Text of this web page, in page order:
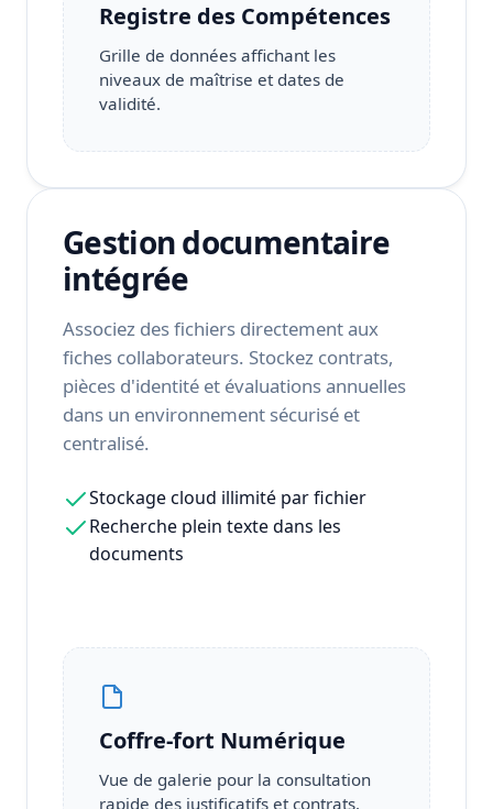
Registre des Compétences
Grille de données affichant les
niveaux de maîtrise et dates de
validité.
Gestion documentaire
intégrée
Associez des fichiers directement aux
fiches collaborateurs. Stockez contrats,
pièces d'identité et évaluations annuelles
dans un environnement sécurisé et
centralisé.
Stockage cloud illimité par fichier
Recherche plein texte dans les
documents
Coffre-fort Numérique
Vue de galerie pour la consultation
rapide des justificatifs et contrats.